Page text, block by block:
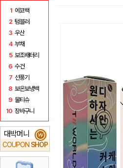
1 에코백
2 텀블러
3 우산
4 부채
5 보조배터리
6 수건
7 선풍기
8 보온보냉백
9 물티슈
10 장바구니
대박머니
COUPON SHOP
₩